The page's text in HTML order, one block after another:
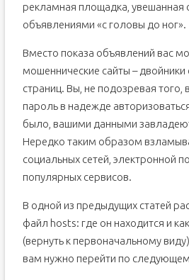
рекламная площадка, увешанная
объявлениями «с головы до ног».
Вместо показа объявлений вас
мошеннические сайты – двойники
страниц. Вы, не подозревая того,
пароль в надежде
было, вашими данными
Нередко таким образом
социальных сетей, электронной
популярных сервисов.
В одной из предыдущих статей
файл hosts: где он находится и
(вернуть к первоначальному
вам нужно перейти по